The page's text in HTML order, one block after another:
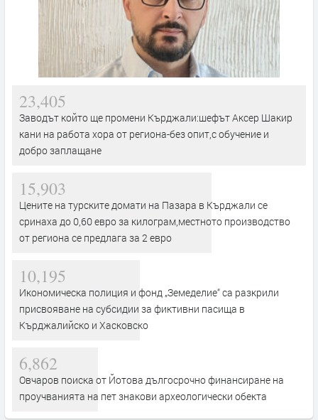
23,405
Заводът който ще промени Кърджали:шефът Аксер Шакир
кани на работа хора от региона-без опит,с обучение и
добро заплащане
15,903
Цените на турските домати на Пазара в Кърджали се
сринаха до 0,60 евро за килограм,местното производство
от региона се предлага за 2 евро
10,195
Икономическа полиция и фонд „Земеделие“ са разкрили
присвояване на субсидии за фиктивни пасища в
Кърджалийско и Хасковско
6,862
Овчаров поиска от Йотова дългосрочно финансиране на
проучванията на пет знакови археологически обекта